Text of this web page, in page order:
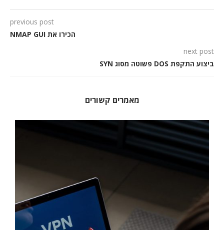
previous post
הכירו את NMAP GUI
next post
ביצוע התקפת DOS פשוטה מסוג SYN
מאמרים קשורים